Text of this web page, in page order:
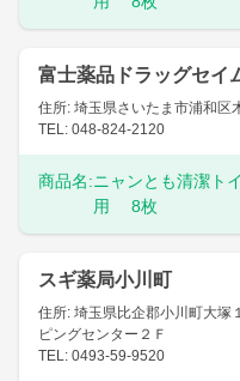
富士薬品ドラッグセイ
住所: 埼玉県さいたま市浦和区
TEL: 048-824-2120
商品名:ニャンとも清潔
用 8枚
スギ薬局小川町
住所: 埼玉県比企郡小川町大塚
ピングセンター２Ｆ
TEL: 0493-59-9520